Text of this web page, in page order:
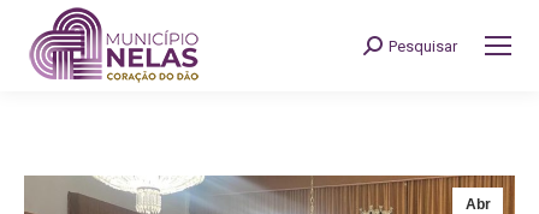
Search:
Pesquisar
Abr